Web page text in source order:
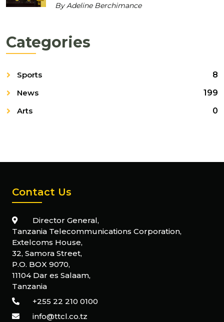
By Adeline Berchimance
Categories
Sports
8
News
199
Arts
0
Contact Us
Director General,
Tanzania Telecommunications Corporation,
Extelcoms House,
32, Samora Street,
P.O. BOX 9070,
11104 Dar es Salaam,
Tanzania
+255 22 210 0100
info@ttcl.co.tz